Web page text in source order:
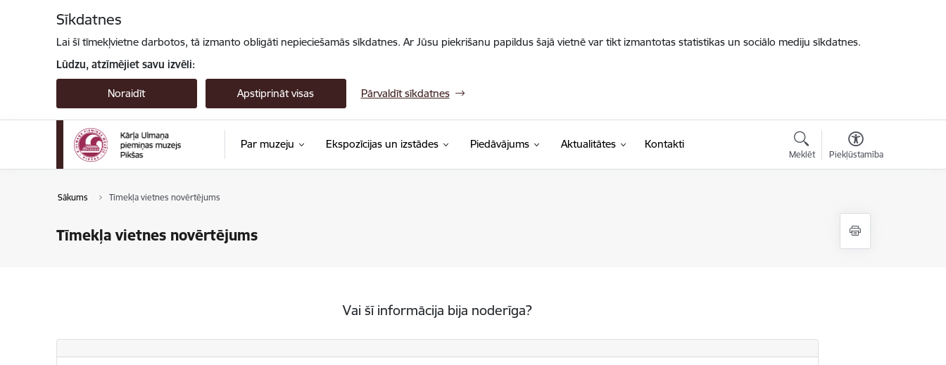
Sīkdatnes
Lai šī tīmekļvietne darbotos, tā izmanto obligāti nepieciešamās sīkdatnes. Ar Jūsu piekrišanu papildus šajā vietnē var tikt izmantotas statistikas un sociālo mediju sīkdatnes.
Lūdzu, atzīmējiet savu izvēli:
Noraidīt Apstiprināt visas Pārvaldīt sīkdatnes
Par muzeju Ekspozīcijas un izstādes Piedāvājums Aktualitātes Kontakti
Meklēt Piekļūstamība
Sākums Tīmekļa vietnes novērtējums
Tīmekļa vietnes novērtējums
Vai šī informācija bija noderīga?
Vai šī informācija bija noderīga?